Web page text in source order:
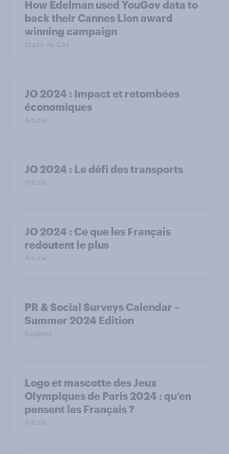
How Edelman used YouGov data to
back their Cannes Lion award
winning campaign
Étude de Cas
JO 2024 : Impact et retombées
économiques
Article
JO 2024 : Le défi des transports
Article
JO 2024 : Ce que les Français
redoutent le plus
Article
PR & Social Surveys Calendar –
Summer 2024 Edition
Rapport
Logo et mascotte des Jeux
Olympiques de Paris 2024 : qu’en
pensent les Français ?
Article